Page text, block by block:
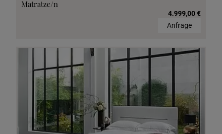
Matratze/n
4.999,00 €
Anfrage